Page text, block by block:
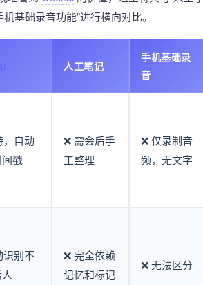
基础录音功能”进行横向对比。
人工笔记
手机基础录
音
，自动
间戳
❌ 需会后手
工整理
❌ 仅录制音
频，无文字
识别不
❌ 完全依赖
记忆和标记
❌ 无法区分